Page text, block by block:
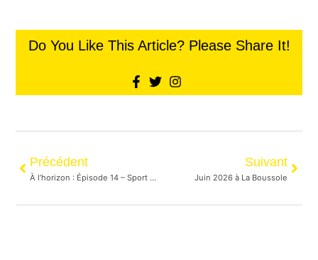
Do You Like This Article? Please Share It!
Précédent
À l’horizon : Épisode 14 – Sport au féminin : bienfaits, freins et confiance en soi
Suivant
Juin 2026 à La Boussole